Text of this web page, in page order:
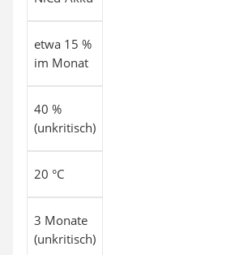
etwa 15 %
im Monat
40 %
(unkritisch)
20 °C
3 Monate
(unkritisch)